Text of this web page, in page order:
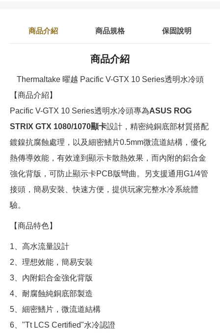
商品介紹 商品規格 保固說明
商品介紹
Thermaltake 曜越 Pacific V-GTX 10 Series透明水冷頭
【商品介紹】
Pacific V-GTX 10 Series透明水冷頭專為ASUS ROG
STRIX GTX 1080/1070顯卡設計，精密純銅底部材質搭配
鍍鎳抗腐蝕處理，以及細密鰭片0.5mm微流道結構，優化
熱傳導效能，有效達到顯示卡散熱效果，而內附的鋁合金
強化背版，可防止顯示卡PCB版彎曲。另支援通用G1/4管
接頭，簡易安裝、快速方便，提供玩家完整水冷系統體
驗。
【商品特色】
1、高水流量設計
2、理想效能，簡易安裝
3、內附鋁合金強化背版
4、耐腐蝕純銅底部製造
5、細密鰭片，微流道結構
6、"Tt LCS Certified"水冷認證